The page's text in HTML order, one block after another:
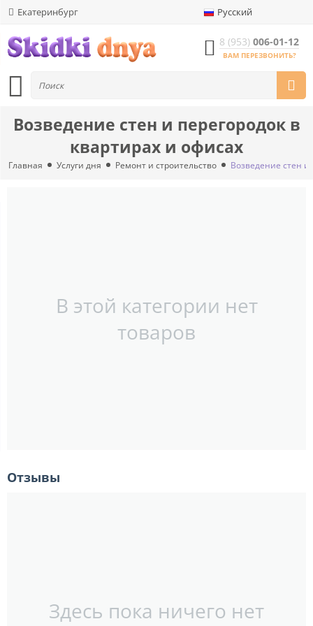
Екатеринбург Русский
8 (953) 006-01-12
ВАМ ПЕРЕЗВОНИТЬ?
Возведение стен и перегородок в
квартирах и офисах
Главная Услуги дня Ремонт и строительство Возведение стен и
В этой категории нет
товаров
Отзывы
Здесь пока ничего нет